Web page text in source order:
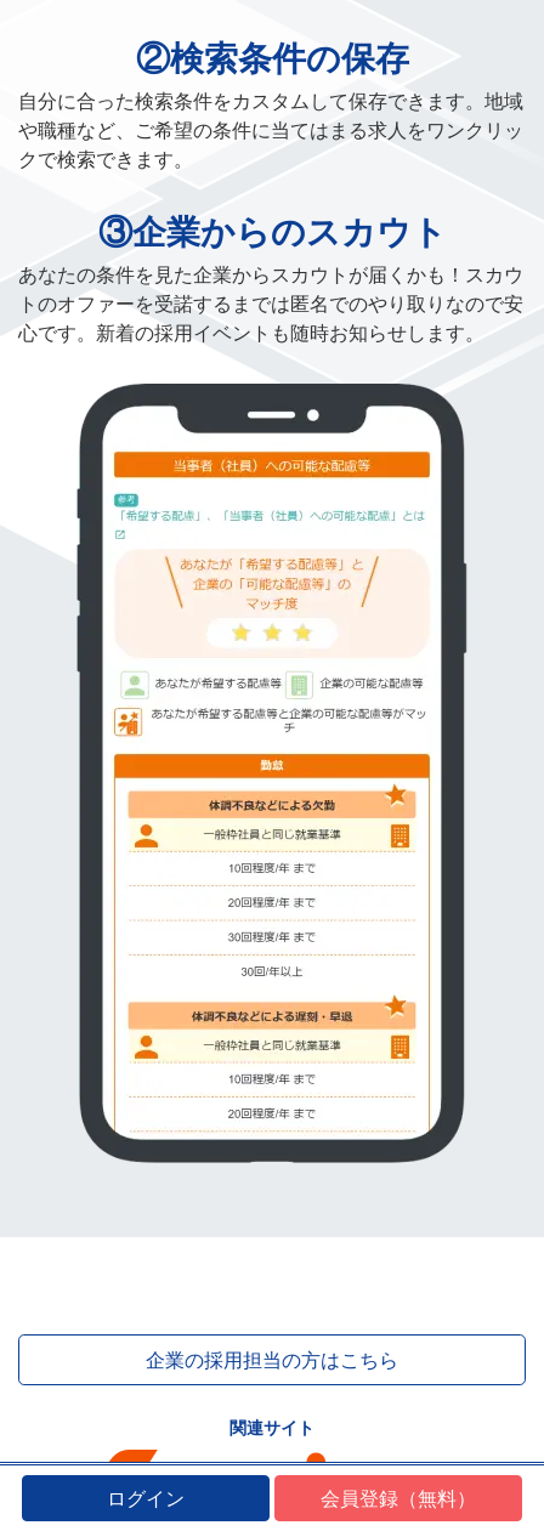
②検索条件の保存
自分に合った検索条件をカスタムして保存できます。地域
や職種など、ご希望の条件に当てはまる求人をワンクリッ
クで検索できます。
③企業からのスカウト
あなたの条件を見た企業からスカウトが届くかも！スカウ
トのオファーを受諾するまでは匿名でのやり取りなので安
心です。新着の採用イベントも随時お知らせします。
ログイン 会員登録（無料）
企業の採用担当の方はこちら
関連サイト